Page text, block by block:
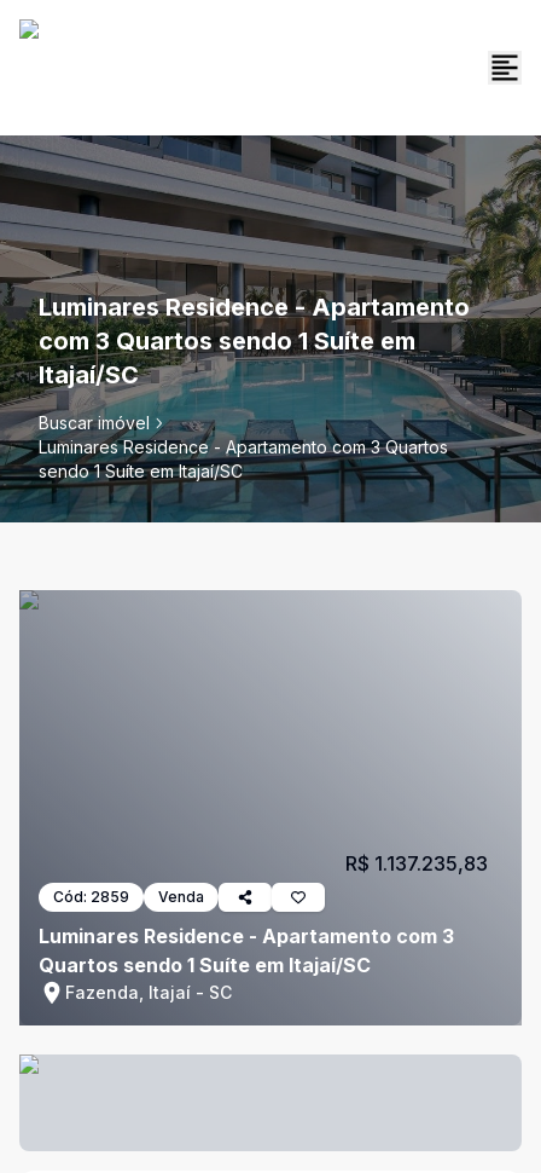
Luminares Residence - Apartamento
com 3 Quartos sendo 1 Suíte em
Itajaí/SC
Buscar imóvel
Luminares Residence - Apartamento com 3 Quartos
sendo 1 Suíte em Itajaí/SC
Cód: 2859 Venda
Luminares Residence - Apartamento com 3
Quartos sendo 1 Suíte em Itajaí/SC
Fazenda, Itajaí - SC
R$ 1.137.235,83